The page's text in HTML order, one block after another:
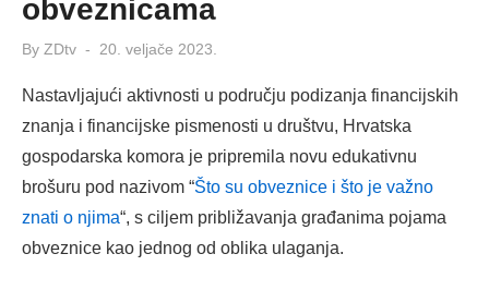
obveznicama
By ZDtv
Posted
20. veljače 2023.
Nastavljajući aktivnosti u području podizanja financijskih
znanja i financijske pismenosti u društvu, Hrvatska
gospodarska komora je pripremila novu edukativnu
brošuru pod nazivom “Što su obveznice i što je važno
znati o njima“, s ciljem približavanja građanima pojama
obveznice kao jednog od oblika ulaganja.